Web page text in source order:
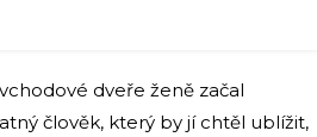
dveře ženě začal
člověk, který by jí chtěl ublížit,